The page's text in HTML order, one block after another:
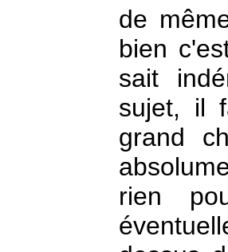
de
bien
sait
sujet, il
grand
rien